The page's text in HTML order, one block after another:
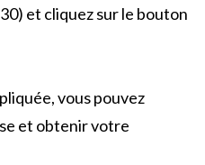
et cliquez sur le bouton
vous pouvez
et obtenir votre